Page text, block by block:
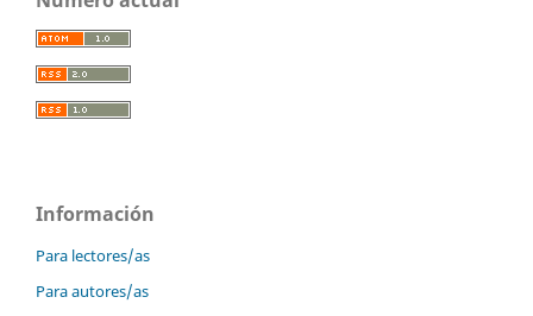
Información
Para lectores/as
Para autores/as